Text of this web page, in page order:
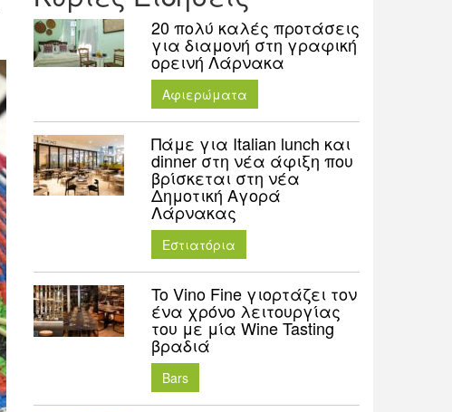
20 πολύ καλές προτάσεις
για διαμονή στη γραφική
ορεινή Λάρνακα
Aφιερώματα
Πάμε για Italian lunch και
dinner στη νέα άφιξη που
βρίσκεται στη νέα
Δημοτική Αγορά
Λάρνακας
Εστιατόρια
To Vino Fine γιορτάζει τον
ένα χρόνο λειτουργίας
του με μία Wine Tasting
βραδιά
Bars